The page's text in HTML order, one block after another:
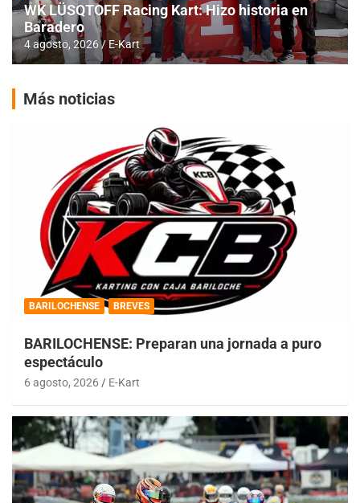
WK LÜSQTOFF Racing Kart: Hizo historia en
Baradero
4 agosto, 2026 E-Kart
Más noticias
BARILOCHENSE BREVES
BARILOCHENSE: Preparan una jornada a puro
espectáculo
6 agosto, 2026 E-Kart